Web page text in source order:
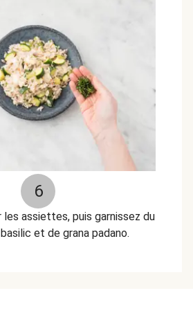
6
assiettes, puis garnissez du
et de grana padano.